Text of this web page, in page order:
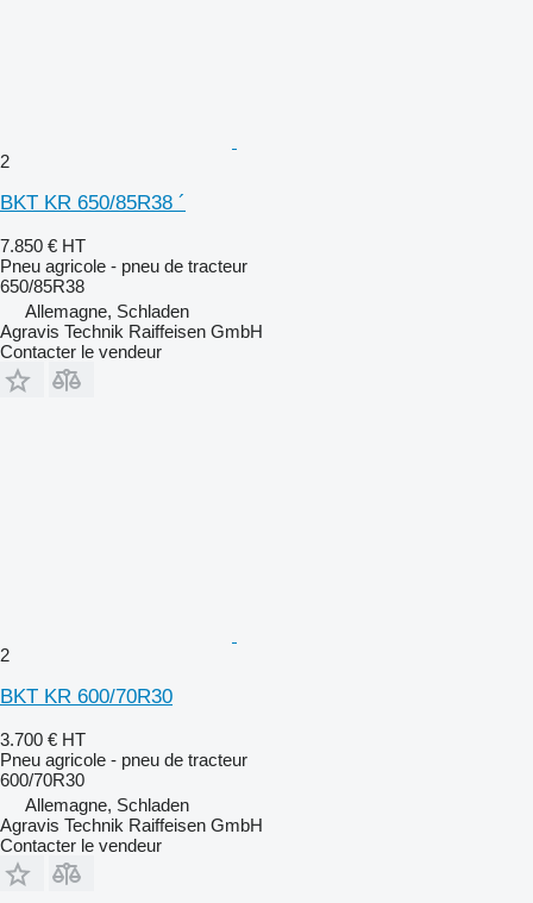
2
BKT KR 650/85R38 ´
7.850 € HT
Pneu agricole - pneu de tracteur
650/85R38
Allemagne, Schladen
Agravis Technik Raiffeisen GmbH
Contacter le vendeur
2
BKT KR 600/70R30
3.700 € HT
Pneu agricole - pneu de tracteur
600/70R30
Allemagne, Schladen
Agravis Technik Raiffeisen GmbH
Contacter le vendeur